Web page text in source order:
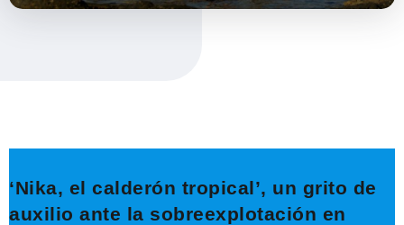
‘Nika, el calderón tropical’, un grito de
auxilio ante la sobreexplotación en